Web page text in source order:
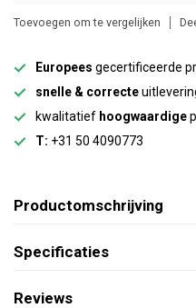
Toevoegen om te vergelijken
Europees gecertificeerde
snelle & correcte
kwalitatief hoogwaardige
T: +31 50 4090773
Productomschrijving
Specificaties
Reviews